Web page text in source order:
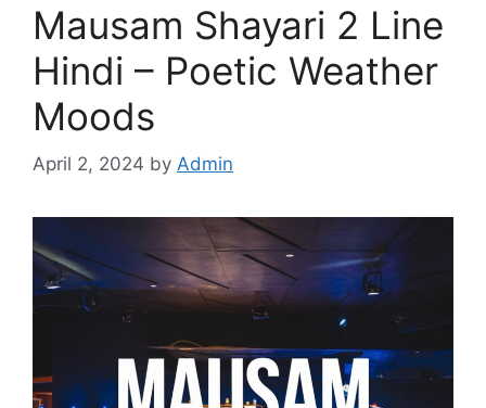
Mausam Shayari 2 Line
Hindi – Poetic Weather
Moods
April 2, 2024 by Admin